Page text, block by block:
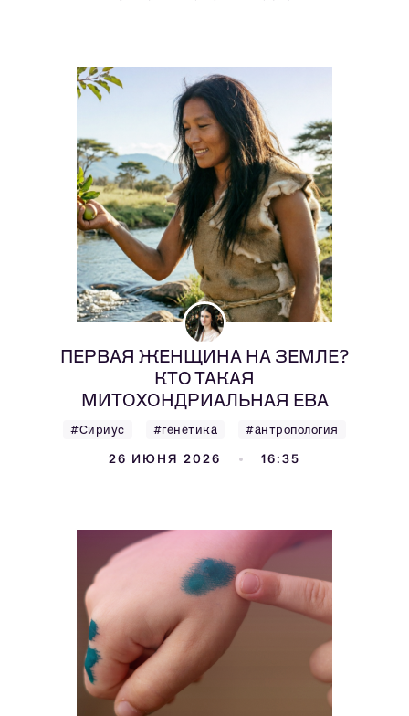
ПЕРВАЯ ЖЕНЩИНА НА ЗЕМЛЕ?
КТО ТАКАЯ
МИТОХОНДРИАЛЬНАЯ ЕВА
#Сириус #генетика #антропология
26 ИЮНЯ 2026 16:35